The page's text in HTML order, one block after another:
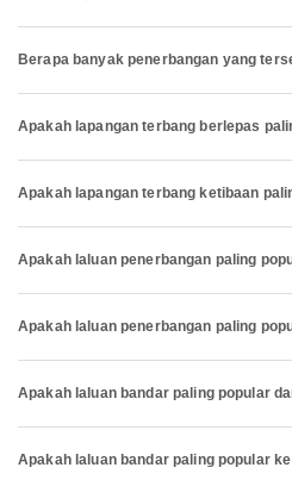
Berapa banyak penerbangan yang
Apakah lapangan terbang berlepas
Apakah lapangan terbang ketibaan
Apakah laluan penerbangan paling
Apakah laluan penerbangan paling
Apakah laluan bandar paling popular
Apakah laluan bandar paling popular